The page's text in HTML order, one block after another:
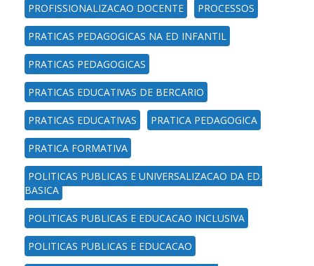
PROFISSIONALIZACAO DOCENTE PROCESSOS
PRATICAS PEDAGOGICAS NA ED INFANTIL
PRATICAS PEDAGOGICAS
PRATICAS EDUCATIVAS DE BERCARIO
PRATICAS EDUCATIVAS PRATICA PEDAGOGICA
PRATICA FORMATIVA
POLITICAS PUBLICAS E UNIVERSALIZACAO DA ED.
BASICA
POLITICAS PUBLICAS E EDUCACAO INCLUSIVA
POLITICAS PUBLICAS E EDUCACAO